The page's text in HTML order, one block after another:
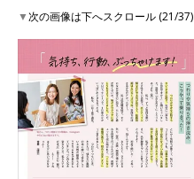
▼次の画像は下へスクロール (21/37)